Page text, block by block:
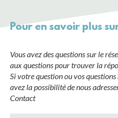
Pour en savoir plus
Vous avez des questions sur le
aux questions pour trouver la
Si votre question ou vos questions
avez la possibilité de nous
Contact